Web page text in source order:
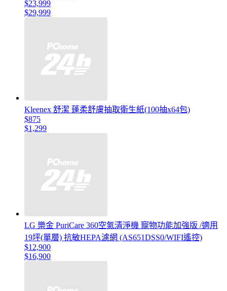
$23,999
$29,999
Kleenex 舒潔 蓬柔舒膚抽取衛生紙(100抽x64包)
$875
$1,299
LG 樂金 PuriCare 360空氣清淨機 寵物功能加強版 /適用
19坪(單層) 抗敏HEPA濾網 (AS651DSS0/WIFI遙控)
$12,900
$16,900